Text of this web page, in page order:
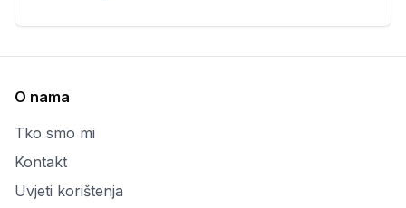
O nama
Tko smo mi
Kontakt
Uvjeti korištenja